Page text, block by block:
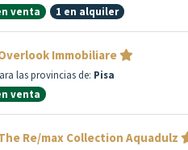
venta
1 en alquiler
Immobiliare
las provincias de: Pisa
venta
Re/max Collection Aquadulz